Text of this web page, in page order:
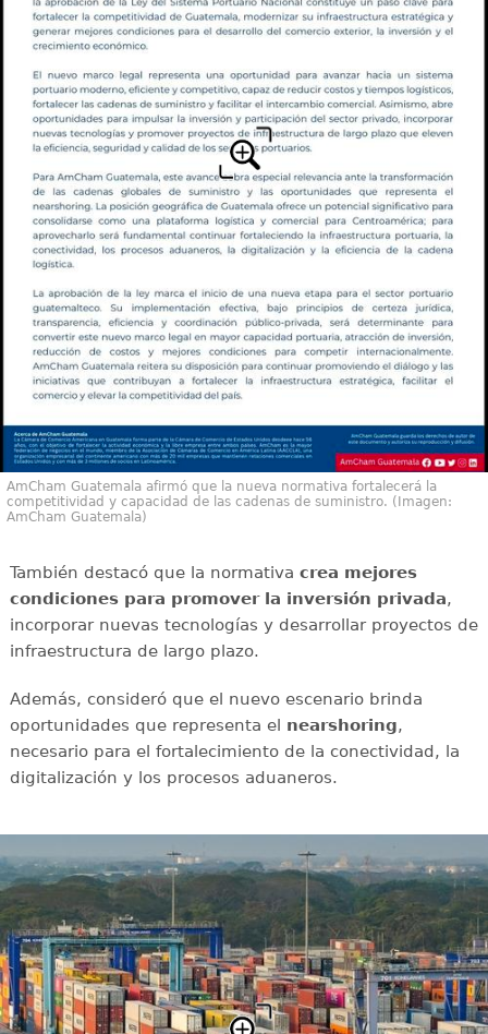
AmCham Guatemala afirmó que la nueva normativa fortalecerá la
competitividad y capacidad de las cadenas de suministro. (Imagen:
AmCham Guatemala)
También destacó que la normativa crea mejores
condiciones para promover la inversión privada,
incorporar nuevas tecnologías y desarrollar proyectos de
infraestructura de largo plazo.
Además, consideró que el nuevo escenario brinda
oportunidades que representa el nearshoring,
necesario para el fortalecimiento de la conectividad, la
digitalización y los procesos aduaneros.